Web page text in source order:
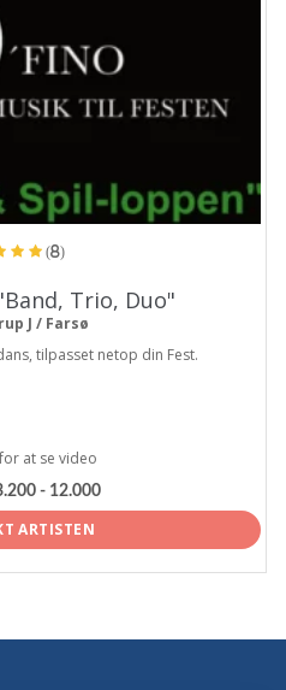
(8)
Trio, Duo"
J / Farsø
tilpasset netop din Fest.
at se video
- 12.000
ARTISTEN